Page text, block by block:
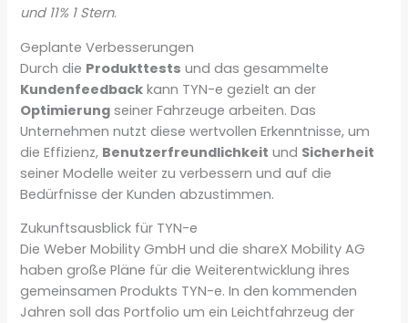
und 11% 1 Stern.
Geplante Verbesserungen
Durch die Produkttests und das gesammelte
Kundenfeedback kann TYN-e gezielt an der
Optimierung seiner Fahrzeuge arbeiten. Das
Unternehmen nutzt diese wertvollen Erkenntnisse, um
die Effizienz, Benutzerfreundlichkeit und Sicherheit
seiner Modelle weiter zu verbessern und auf die
Bedürfnisse der Kunden abzustimmen.
Zukunftsausblick für TYN-e
Die Weber Mobility GmbH und die shareX Mobility AG
haben große Pläne für die Weiterentwicklung ihres
gemeinsamen Produkts TYN-e. In den kommenden
Jahren soll das Portfolio um ein Leichtfahrzeug der